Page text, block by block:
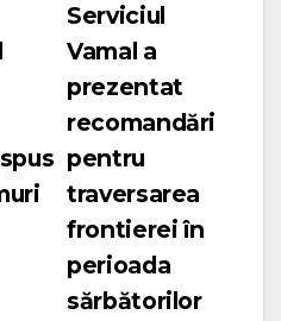
Serviciul
Vamal a
prezentat
recomandări
pentru
traversarea
frontierei în
perioada
sărbătorilor